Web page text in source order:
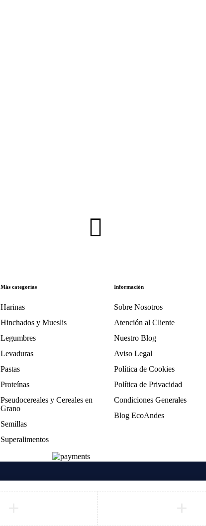
Más categorías
Harinas
Hinchados y Mueslis
Legumbres
Levaduras
Pastas
Proteínas
Pseudocereales y Cereales en
Grano
Semillas
Superalimentos
Información
Sobre Nosotros
Atención al Cliente
Nuestro Blog
Aviso Legal
Política de Cookies
Política de Privacidad
Condiciones Generales
Blog EcoAndes